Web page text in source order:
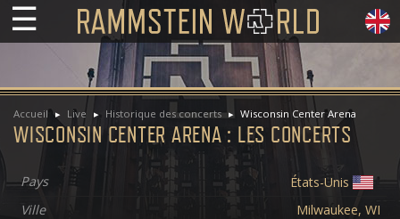
☰
Accueil Live Historique des concerts Wisconsin Center Arena
WISCONSIN CENTER ARENA : LES CONCERTS
Pays
États-Unis
Ville
Milwaukee, WI